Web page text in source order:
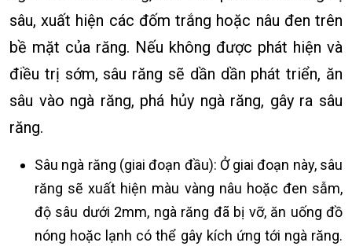
sâu, xuất hiện các đốm trắng hoặc nâu đen trên
bề mặt của răng. Nếu không được phát hiện và
điều trị sớm, sâu răng sẽ dần dần phát triển, ăn
sâu vào ngà răng, phá hủy ngà răng, gây ra sâu
răng.
Sâu ngà răng (giai đoạn đầu): Ở giai đoạn này, sâu
răng sẽ xuất hiện màu vàng nâu hoặc đen sẫm,
độ sâu dưới 2mm, ngà răng đã bị vỡ, ăn uống đồ
nóng hoặc lạnh có thể gây kích ứng tới ngà răng.